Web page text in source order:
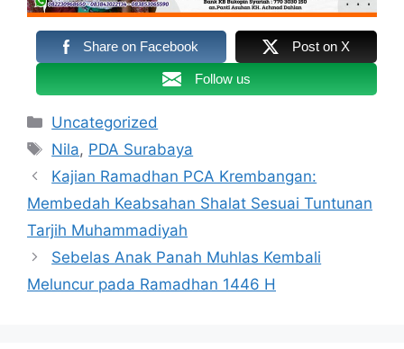
Share on Facebook Post on X
Follow us
Kategori
Uncategorized
Tag
Nila, PDA Surabaya
Kajian Ramadhan PCA Krembangan:
Membedah Keabsahan Shalat Sesuai Tuntunan
Tarjih Muhammadiyah
Sebelas Anak Panah Muhlas Kembali
Meluncur pada Ramadhan 1446 H